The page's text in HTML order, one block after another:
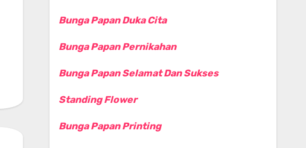
Bunga Papan Duka Cita
Bunga Papan Pernikahan
Bunga Papan Selamat Dan Sukses
Standing Flower
Bunga Papan Printing